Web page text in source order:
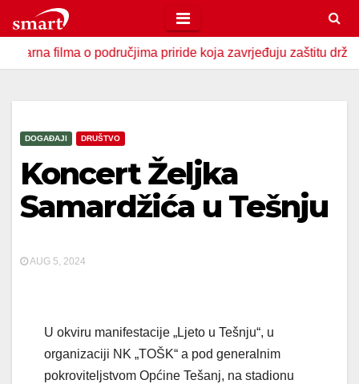
to
contento područjima priride koja zavrjeđuju zaštitu države
DOGAĐAJI DRUŠTVO
Koncert Željka
Samardžića u Tešnju
AUG 5, 2024
U okviru manifestacije „Ljeto u Tešnju“, u
organizaciji NK „TOŠK“ a pod generalnim
pokroviteljstvom Općine Tešanj, na stadionu